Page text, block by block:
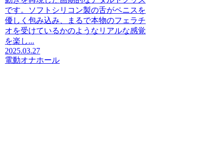
です。ソフトシリコン製の舌がペニスを
優しく包み込み、まるで本物のフェラチ
オを受けているかのようなリアルな感覚
を楽し...
2025.03.27
電動オナホール